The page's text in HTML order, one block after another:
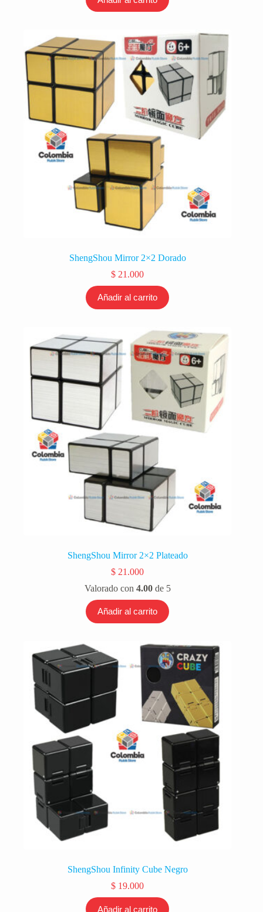
ShengShou Mirror 2×2 Dorado
$ 21.000
Añadir al carrito
ShengShou Mirror 2×2 Plateado
$ 21.000
Valorado con 4.00de 5
Añadir al carrito
ShengShou Infinity Cube Negro
$ 19.000
Añadir al carrito